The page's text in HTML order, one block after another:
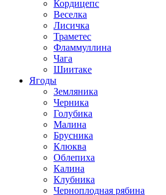
Кордицепс
Веселка
Лисичка
Траметес
Фламмуллина
Чага
Шиитаке
Ягоды
Земляника
Черника
Голубика
Малина
Брусника
Клюква
Облепиха
Калина
Клубника
Черноплодная рябина